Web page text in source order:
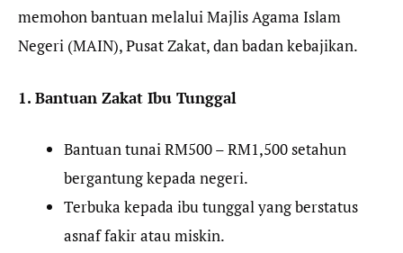
memohon bantuan melalui Majlis Agama Islam
Negeri (MAIN), Pusat Zakat, dan badan kebajikan.
1. Bantuan Zakat Ibu Tunggal
Bantuan tunai RM500 – RM1,500 setahun
bergantung kepada negeri.
Terbuka kepada ibu tunggal yang berstatus
asnaf fakir atau miskin.